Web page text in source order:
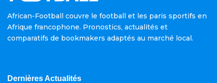
African-Football couvre le football et les paris sportifs en
Afrique francophone. Pronostics, actualités et
comparatifs de bookmakers adaptés au marché local.
Dernières Actualités